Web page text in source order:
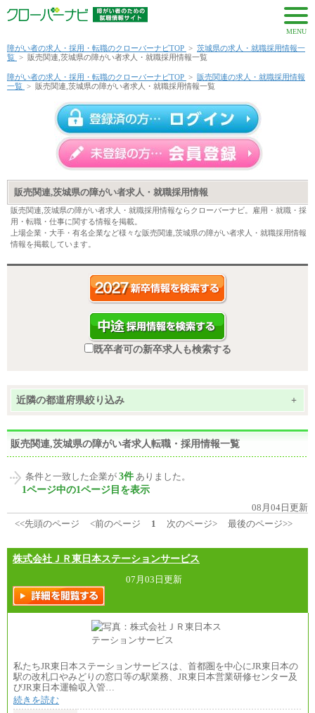
MENU
障がい者の求人・採用・転職のクローバーナビTOP > 茨城県の求人・就職採用情報一
覧 > 販売関連,茨城県の障がい者求人・就職採用情報一覧
障がい者の求人・採用・転職のクローバーナビTOP > 販売関連の求人・就職採用情報
一覧 > 販売関連,茨城県の障がい者求人・就職採用情報一覧
販売関連,茨城県の障がい者求人・就職採用情報
販売関連,茨城県の障がい者求人・就職採用情報ならクローバーナビ。雇用・就職・採
用・転職・仕事に関する情報を掲載。
上場企業・大手・有名企業など様々な販売関連,茨城県の障がい者求人・就職採用情報
情報を掲載しています。
既卒者可の新卒求人も検索する
近隣の都道府県絞り込み +
販売関連,茨城県の障がい者求人転職・採用情報一覧
条件と一致した企業が 3件 ありました。
1ページ中の1ページ目を表示
08月04日更新
<<先頭のページ
<前のページ 1 次のページ> 最後のページ>>
株式会社ＪＲ東日本ステーションサービス
07月03日更新
私たちJR東日本ステーションサービスは、首都圏を中心にJR東日本の
駅の改札口やみどりの窓口等の駅業務、JR東日本営業研修センター及
びJR東日本運輸収入管…
続きを読む